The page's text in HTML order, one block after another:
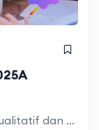
Kajian tentang teori dasar analisis kualitatif dan kuantitatif yang medukung proses, serta evaluasi hasil; analisis kualitatif yg mencakup identifikasi kation dan anion secara sistematis; analisis